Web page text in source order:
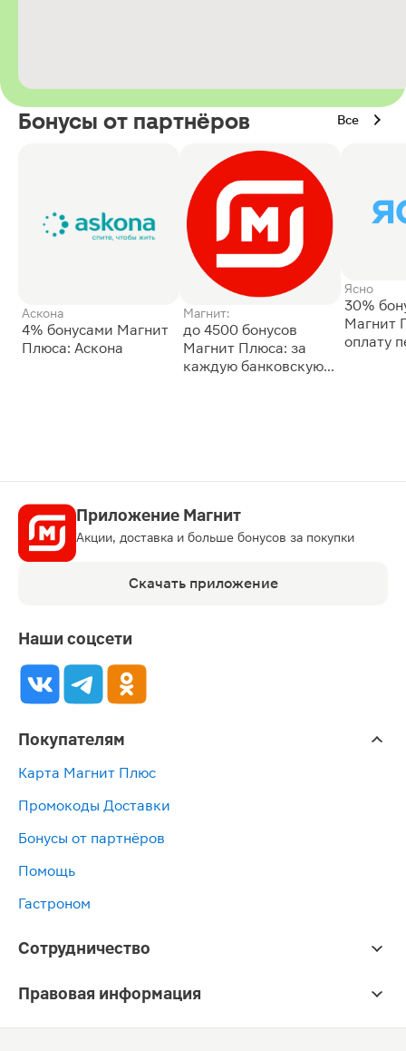
Бонусы от партнёров Все
Аскона
4% бонусами Магнит
Плюса: Аскона
Магнит:
до 4500 бонусов
Магнит Плюса: за
каждую банковскую
Ясно
30%
Магнит
оплату
Приложение Магнит
Акции, доставка и больше бонусов за покупки
Скачать приложение
Наши соцсети
Покупателям
Карта Магнит Плюс
Промокоды Доставки
Бонусы от партнёров
Помощь
Гастроном
Сотрудничество
Правовая информация